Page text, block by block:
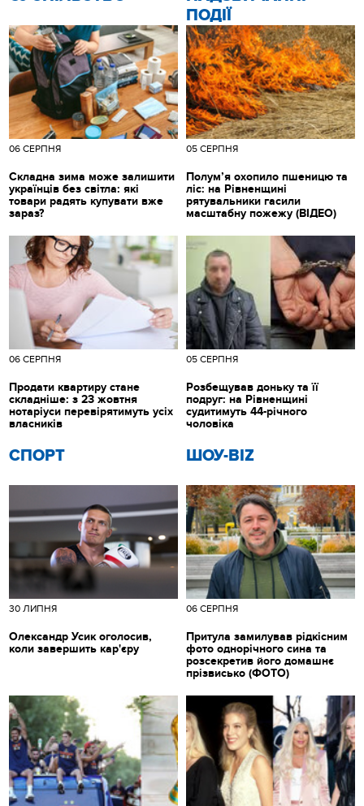
06 СЕРПНЯ
Складна зима може залишити
українців без світла: які
товари радять купувати вже
зараз?
ПОДІЇ
05 СЕРПНЯ
Полум’я охопило пшеницю та
ліс: на Рівненщині
рятувальники гасили
масштабну пожежу (ВІДЕО)
СПОРТ
30 ЛИПНЯ
Олександр Усик оголосив,
коли завершить кар'єру
ШОУ-BIZ
06 СЕРПНЯ
Притула замилував рідкісним
фото однорічного сина та
розсекретив його домашнє
прізвисько (ФОТО)
06 СЕРПНЯ
Продати квартиру стане
складніше: з 23 жовтня
нотаріуси перевірятимуть усіх
власників
05 СЕРПНЯ
Розбещував доньку та її
подруг: на Рівненщині
судитимуть 44-річного
чоловіка